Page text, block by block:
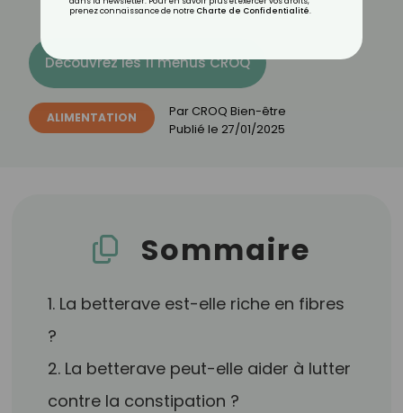
Découvrez les 11 menus CROQ
ALIMENTATION Par CROQ Bien-être
Publié le 27/01/2025
Sommaire
1. La betterave est-elle riche en fibres
?
2. La betterave peut-elle aider à lutter
contre la constipation ?
prenez connaissance de notre Charte de Confidentialité.